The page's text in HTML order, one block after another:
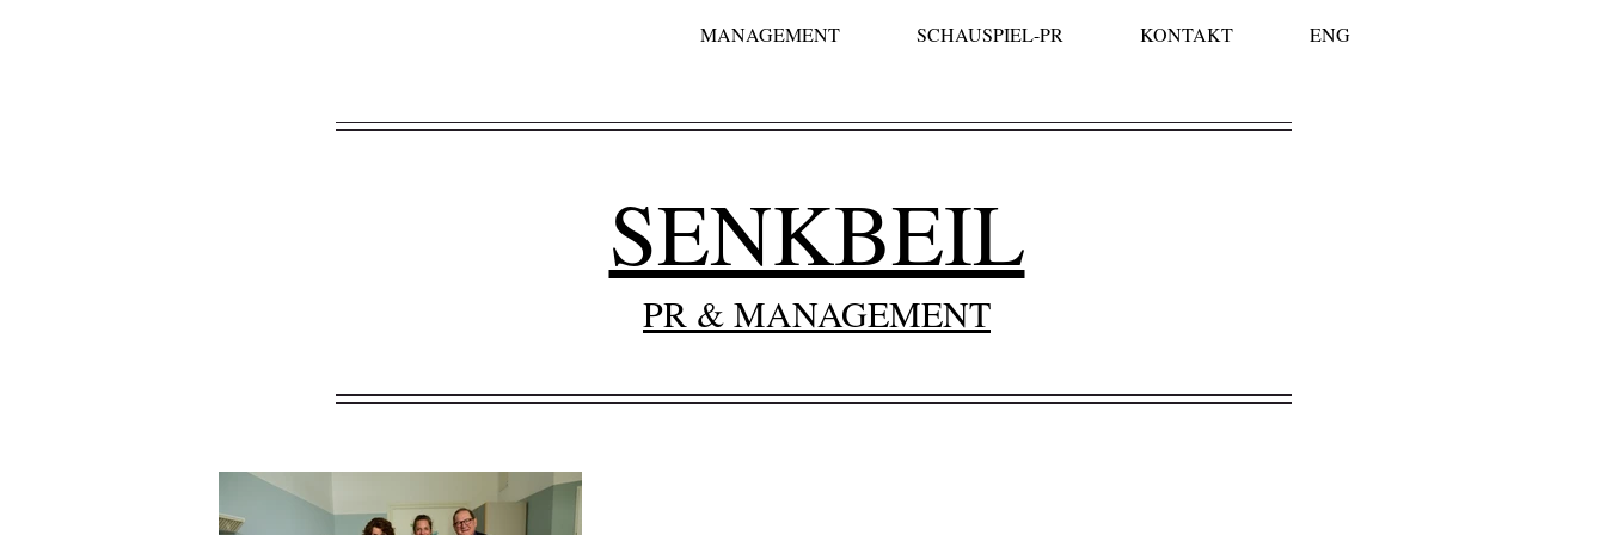
MANAGEMENT SCHAUSPIEL-PR KONTAKT ENG
SENKBEIL
PR & MANAGEMENT